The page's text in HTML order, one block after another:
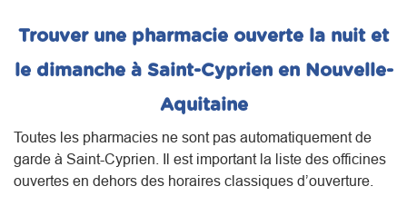
Trouver une pharmacie ouverte la nuit et
le dimanche à Saint-Cyprien en Nouvelle-
Aquitaine
Toutes les pharmacies ne sont pas automatiquement de
garde à Saint-Cyprien. Il est important la liste des officines
ouvertes en dehors des horaires classiques d’ouverture.